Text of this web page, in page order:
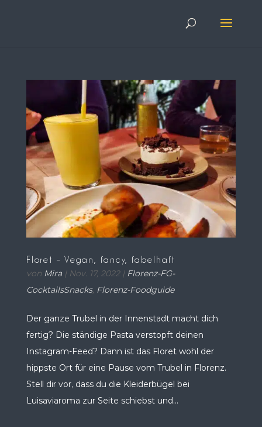
Floret – Vegan, fancy, fabelhaft
von Mira| Nov. 17, 2022| Florenz-FG-
CocktailsSnacks, Florenz-Foodguide
Der ganze Trubel in der Innenstadt macht dich
fertig? Die ständige Pasta verstopft deinen
Instagram-Feed? Dann ist das Floret wohl der
hippste Ort für eine Pause vom Trubel in Florenz.
Stell dir vor, dass du die Kleiderbügel bei
Luisaviaroma zur Seite schiebst und...